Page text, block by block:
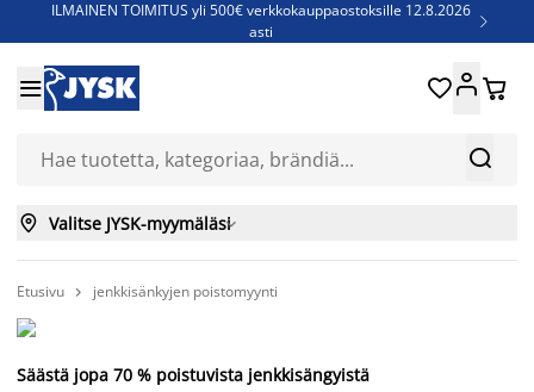
ILMAINEN TOIMITUS yli 500€ verkkokauppaostoksille 12.8.2026
asti

Jenkkisänkyjä - Säästä jopa 60%


 
 Valitse JYSK-myymäläsi
Etusivu  jenkkisänkyjen poistomyynti
Säästä jopa 70 % poistuvista jenkkisängyistä